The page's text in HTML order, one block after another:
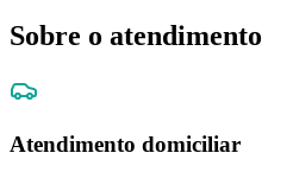
Sobre o atendimento
Atendimento domiciliar